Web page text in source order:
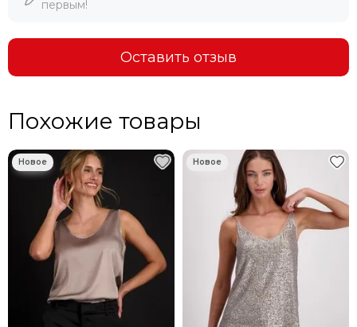
При указании ссылки на ресурс или сайт, где данный
В ГОРОДА ДАЛЬНЕВОСТОЧНОГО РЕГИОНА ДОСТАВКА
первым!
Оставить отзыв
Похожие товары